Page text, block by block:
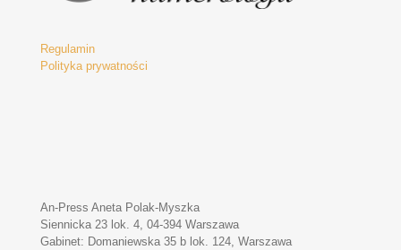
Regulamin
Polityka prywatności
An-Press Aneta Polak-Myszka
Siennicka 23 lok. 4, 04-394 Warszawa
Gabinet: Domaniewska 35 b lok. 124, Warszawa